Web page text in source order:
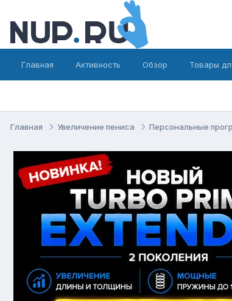
Главная Активность Обзор Товары
Главная Увеличение пениса Персональные